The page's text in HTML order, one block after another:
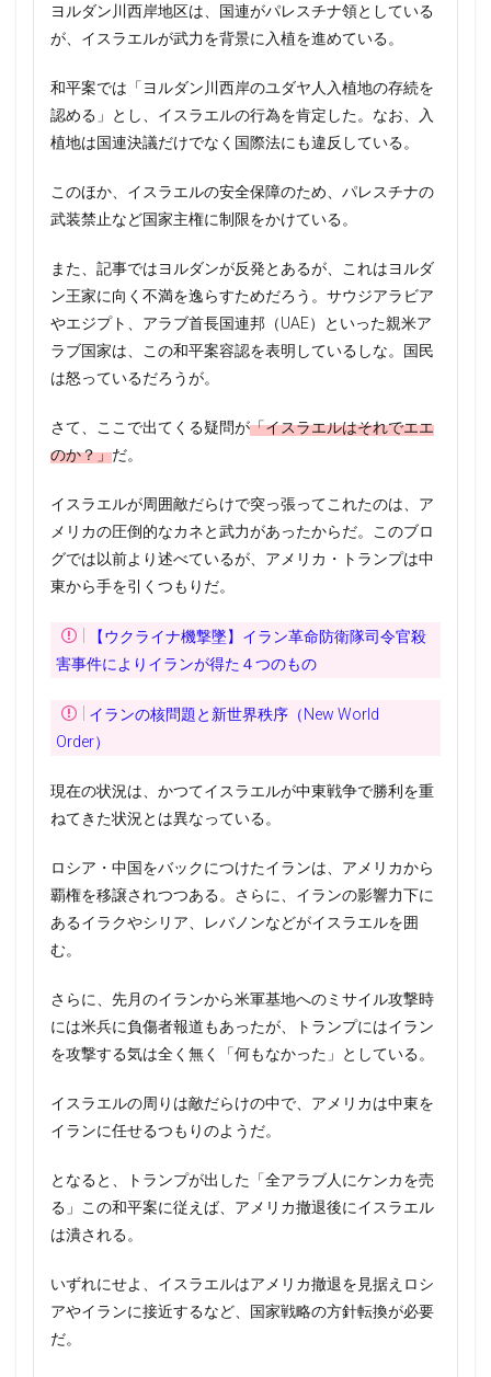
ヨルダン川西岸地区は、国連がパレスチナ領としている
が、イスラエルが武力を背景に入植を進めている。
和平案では「ヨルダン川西岸のユダヤ人入植地の存続を
認める」とし、イスラエルの行為を肯定した。なお、入
植地は国連決議だけでなく国際法にも違反している。
このほか、イスラエルの安全保障のため、パレスチナの
武装禁止など国家主権に制限をかけている。
また、記事ではヨルダンが反発とあるが、これはヨルダ
ン王家に向く不満を逸らすためだろう。サウジアラビア
やエジプト、アラブ首長国連邦（UAE）といった親米ア
ラブ国家は、この和平案容認を表明しているしな。国民
は怒っているだろうが。
さて、ここで出てくる疑問が「イスラエルはそれでエエ
のか？」だ。
イスラエルが周囲敵だらけで突っ張ってこれたのは、ア
メリカの圧倒的なカネと武力があったからだ。このブロ
グでは以前より述べているが、アメリカ・トランプは中
東から手を引くつもりだ。
【ウクライナ機撃墜】イラン革命防衛隊司令官殺
害事件によりイランが得た４つのもの
イランの核問題と新世界秩序（New World
Order）
現在の状況は、かつてイスラエルが中東戦争で勝利を重
ねてきた状況とは異なっている。
ロシア・中国をバックにつけたイランは、アメリカから
覇権を移譲されつつある。さらに、イランの影響力下に
あるイラクやシリア、レバノンなどがイスラエルを囲
む。
さらに、先月のイランから米軍基地へのミサイル攻撃時
には米兵に負傷者報道もあったが、トランプにはイラン
を攻撃する気は全く無く「何もなかった」としている。
イスラエルの周りは敵だらけの中で、アメリカは中東を
イランに任せるつもりのようだ。
となると、トランプが出した「全アラブ人にケンカを売
る」この和平案に従えば、アメリカ撤退後にイスラエル
は潰される。
いずれにせよ、イスラエルはアメリカ撤退を見据えロシ
アやイランに接近するなど、国家戦略の方針転換が必要
だ。